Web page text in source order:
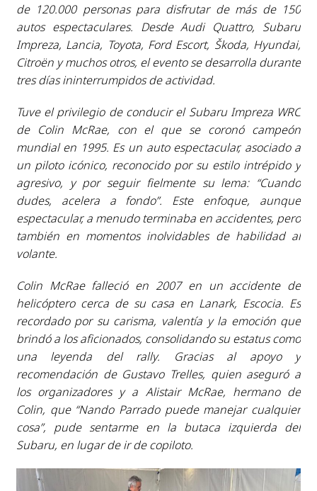
de 120.000 personas para disfrutar de más de 150
autos espectaculares. Desde Audi Quattro, Subaru
Impreza, Lancia, Toyota, Ford Escort, Škoda, Hyundai,
Citroën y muchos otros, el evento se desarrolla durante
tres días ininterrumpidos de actividad.
Tuve el privilegio de conducir el Subaru Impreza WRC
de Colin McRae, con el que se coronó campeón
mundial en 1995. Es un auto espectacular, asociado a
un piloto icónico, reconocido por su estilo intrépido y
agresivo, y por seguir fielmente su lema: “Cuando
dudes, acelera a fondo”. Este enfoque, aunque
espectacular, a menudo terminaba en accidentes, pero
también en momentos inolvidables de habilidad al
volante.
Colin McRae falleció en 2007 en un accidente de
helicóptero cerca de su casa en Lanark, Escocia. Es
recordado por su carisma, valentía y la emoción que
brindó a los aficionados, consolidando su estatus como
una leyenda del rally. Gracias al apoyo y
recomendación de Gustavo Trelles, quien aseguró a
los organizadores y a Alistair McRae, hermano de
Colin, que “Nando Parrado puede manejar cualquier
cosa”, pude sentarme en la butaca izquierda del
Subaru, en lugar de ir de copiloto.